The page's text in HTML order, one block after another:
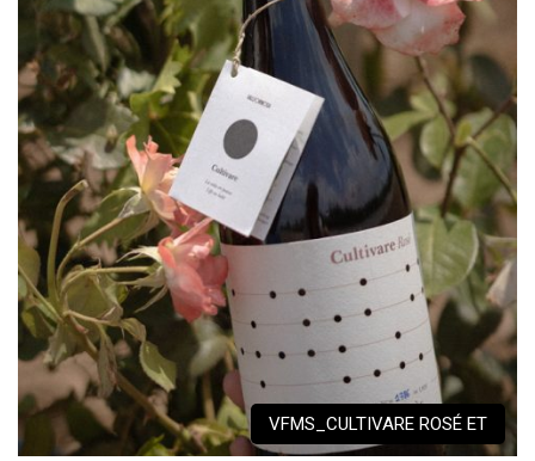
VFMS_CULTIVARE ROSÉ ET